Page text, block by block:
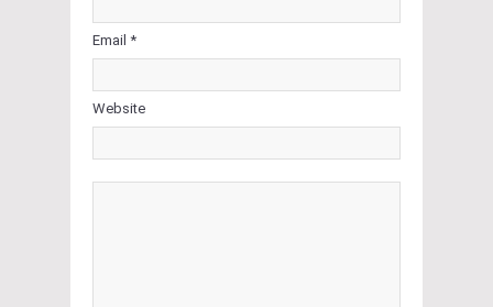
Email *
Website